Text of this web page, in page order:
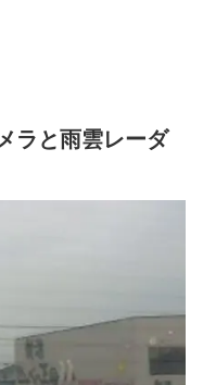
ラと雨雲レーダ